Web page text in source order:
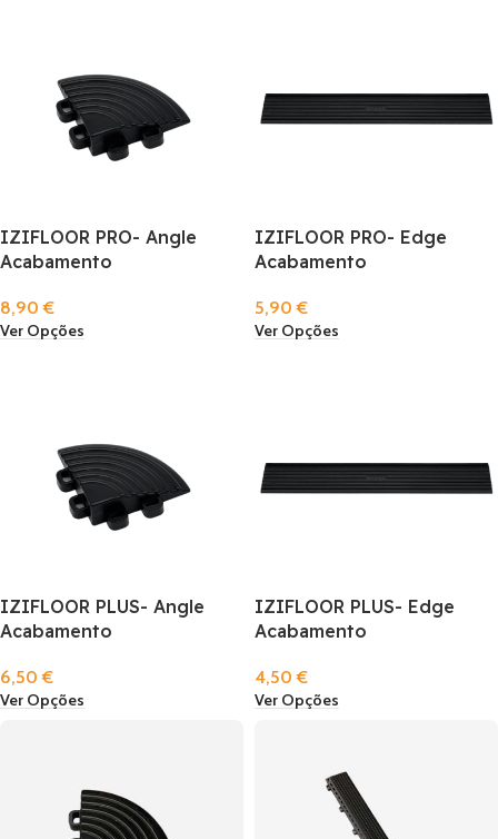
IZIFLOOR PRO- Angle
Acabamento
8,90€
Ver Opções
IZIFLOOR PRO- Edge
Acabamento
5,90€
Ver Opções
IZIFLOOR PLUS- Angle
Acabamento
6,50€
Ver Opções
IZIFLOOR PLUS- Edge
Acabamento
4,50€
Ver Opções